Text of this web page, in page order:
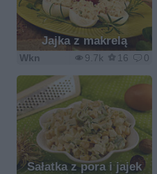
Jajka z makrelą
9.7k 16 0
Wkn
Sałatka z pora i jajek